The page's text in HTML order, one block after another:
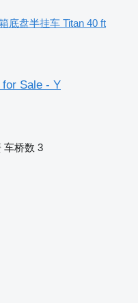
底盘半挂车 Titan 40 ft
for Sale - Y
车桥数 3